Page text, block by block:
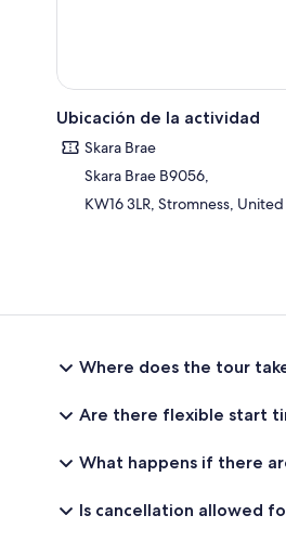
Ubicación de la actividad
Skara Brae
Skara Brae B9056,
KW16 3LR, Stromness,
Where does the tour
Are there flexible start
What happens if there
Is cancellation allowed